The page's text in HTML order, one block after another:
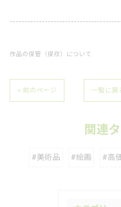
作品の保管（保存）について
< 前のページ 一覧に戻
関連
#美術品 #絵画 #高